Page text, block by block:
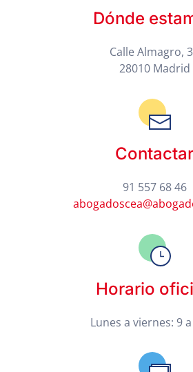
Dónde
Calle Almagro,
28010 Madrid
Contactar
91 557 68 46
Horario
Lunes a viernes: 9